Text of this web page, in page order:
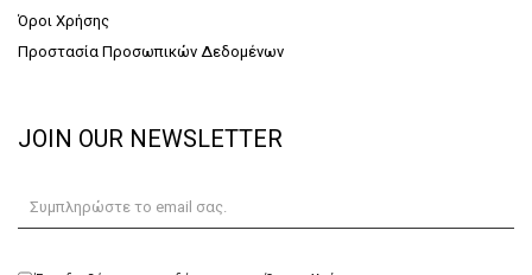
Όροι Χρήσης
Προστασία Προσωπικών Δεδομένων
JOIN OUR NEWSLETTER